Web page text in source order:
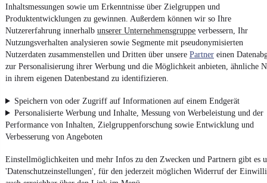
Inhaltsmessungen sowie um Erkenntnisse über Zielgruppen und
Produktentwicklungen zu gewinnen. Außerdem können wir so Ihre
Nutzererfahrung innerhalb unserer Unternehmensgruppe verbessern, Ihr
Nutzungsverhalten analysieren sowie Segmente mit pseudonymisierten
Nutzerdaten zusammenstellen und Dritten über unsere Partner einen
zur Personalisierung ihrer Werbung und die Möglichkeit anbieten, ähnliche
in ihrem eigenen Datenbestand zu identifizieren.
Speichern von oder Zugriff auf Informationen auf einem Endgerät
Personalisierte Werbung und Inhalte, Messung von Werbeleistung und der
Performance von Inhalten, Zielgruppenforschung sowie Entwicklung und
Verbesserung von Angeboten
Einstellmöglichkeiten und mehr Infos zu den Zwecken und Partnern gibt es
'Datenschutzeinstellungen', für den jederzeit möglichen Widerruf der
Nutze mobile.de schnell und einfach
App installieren
Impressum
AGB
Vertrag widerrufen
Datenschutz
Datenschutzeinstellungen